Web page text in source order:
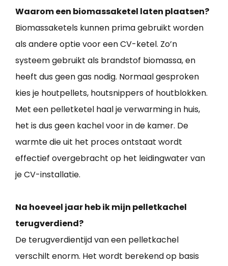
Waarom een biomassaketel laten plaatsen?
Biomassaketels kunnen prima gebruikt worden
als andere optie voor een CV-ketel. Zo’n
systeem gebruikt als brandstof biomassa, en
heeft dus geen gas nodig. Normaal gesproken
kies je houtpellets, houtsnippers of houtblokken.
Met een pelletketel haal je verwarming in huis,
het is dus geen kachel voor in de kamer. De
warmte die uit het proces ontstaat wordt
effectief overgebracht op het leidingwater van
je CV-installatie.
Na hoeveel jaar heb ik mijn pelletkachel
terugverdiend?
De terugverdientijd van een pelletkachel
verschilt enorm. Het wordt berekend op basis